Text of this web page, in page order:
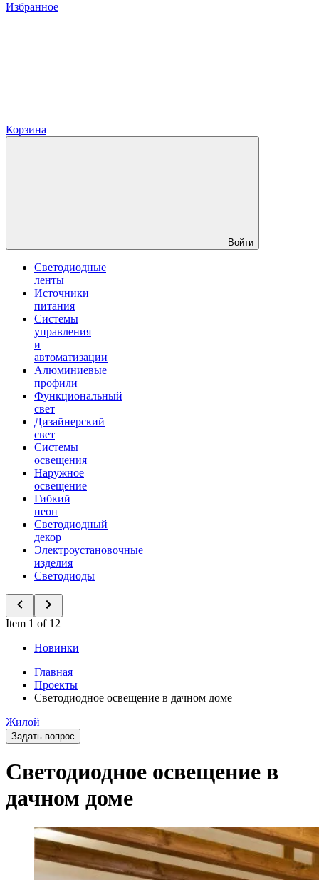
Избранное
Корзина
Войти
Светодиодные
ленты
Источники
питания
Системы
управления
и
автоматизации
Алюминиевые
профили
Функциональный
свет
Дизайнерский
свет
Системы
освещения
Наружное
освещение
Гибкий
неон
Светодиодный
декор
Электроустановочные
изделия
Светодиоды
Item 1 of 12
Новинки
Главная
Проекты
Светодиодное освещение в дачном доме
Жилой
Задать вопрос
Светодиодное освещение в
дачном доме